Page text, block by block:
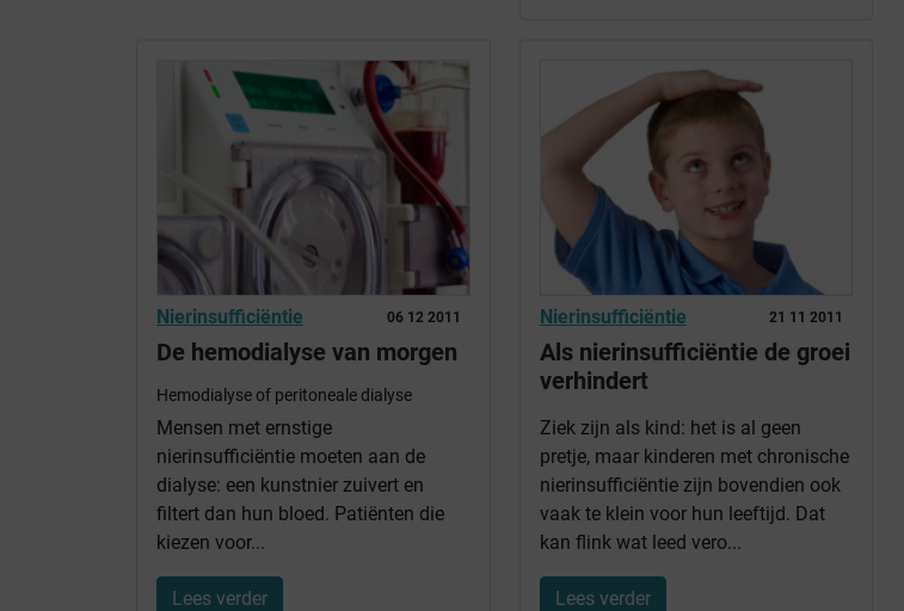
06 12 2011
Nierinsufficiëntie
De hemodialyse van morgen
Hemodialyse of peritoneale dialyse
Mensen met ernstige
nierinsufficiëntie moeten aan de
dialyse: een kunstnier zuivert en
filtert dan hun bloed. Patiënten die
kiezen voor...
Lees verder
21 11 2011
Nierinsufficiëntie
Als nierinsufficiëntie de groei
verhindert
Ziek zijn als kind: het is al geen
pretje, maar kinderen met chronische
nierinsufficiëntie zijn bovendien ook
vaak te klein voor hun leeftijd. Dat
kan flink wat leed vero...
Lees verder